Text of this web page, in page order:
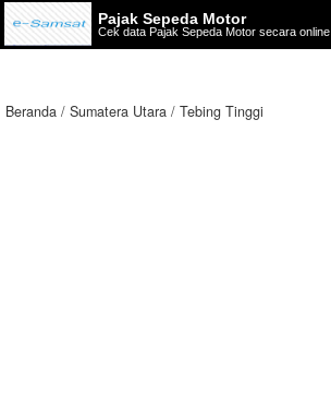
Pajak Sepeda Motor
Cek data Pajak Sepeda Motor secara online
Beranda Sumatera Utara Tebing Tinggi